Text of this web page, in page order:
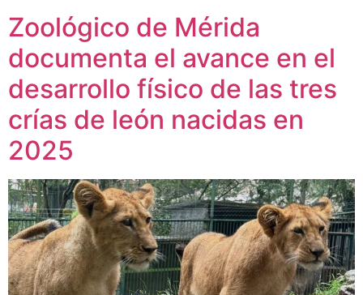
Zoológico de Mérida
documenta el avance en el
desarrollo físico de las tres
crías de león nacidas en
2025